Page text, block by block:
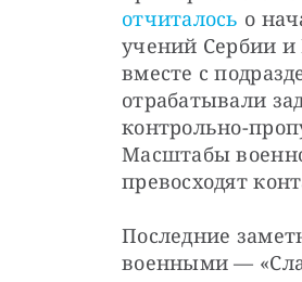
отчиталось о
учений Сербии и
вместе с
отрабатывали
контрольно-
Масштабы
превосходят
Последние
военными —